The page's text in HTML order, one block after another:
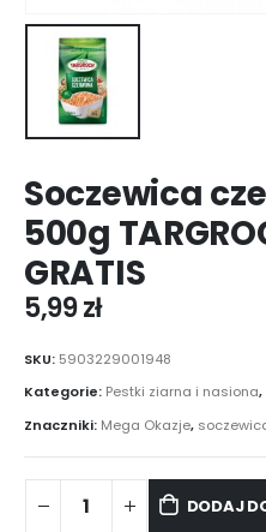
Soczewica
500g
GRATIS
5,99zł
SKU: 5903229001948
Kategorie: Pestki ziarna i nasiona,
Znaczniki: Mega Okazje,
DODAJ